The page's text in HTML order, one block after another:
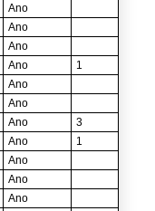
Ano
Ano
Ano
Ano
1
Ano
Ano
Ano
3
Ano
1
Ano
Ano
Ano